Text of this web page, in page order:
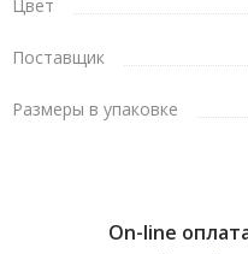
Цвет
Поставщик
Размеры в упаковке
On-line